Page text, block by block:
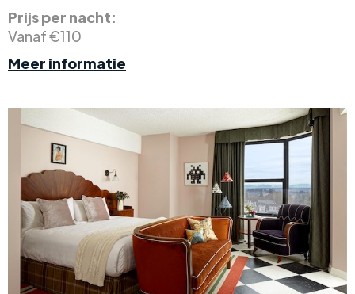
Prijs per nacht:
Vanaf €110
Meer informatie